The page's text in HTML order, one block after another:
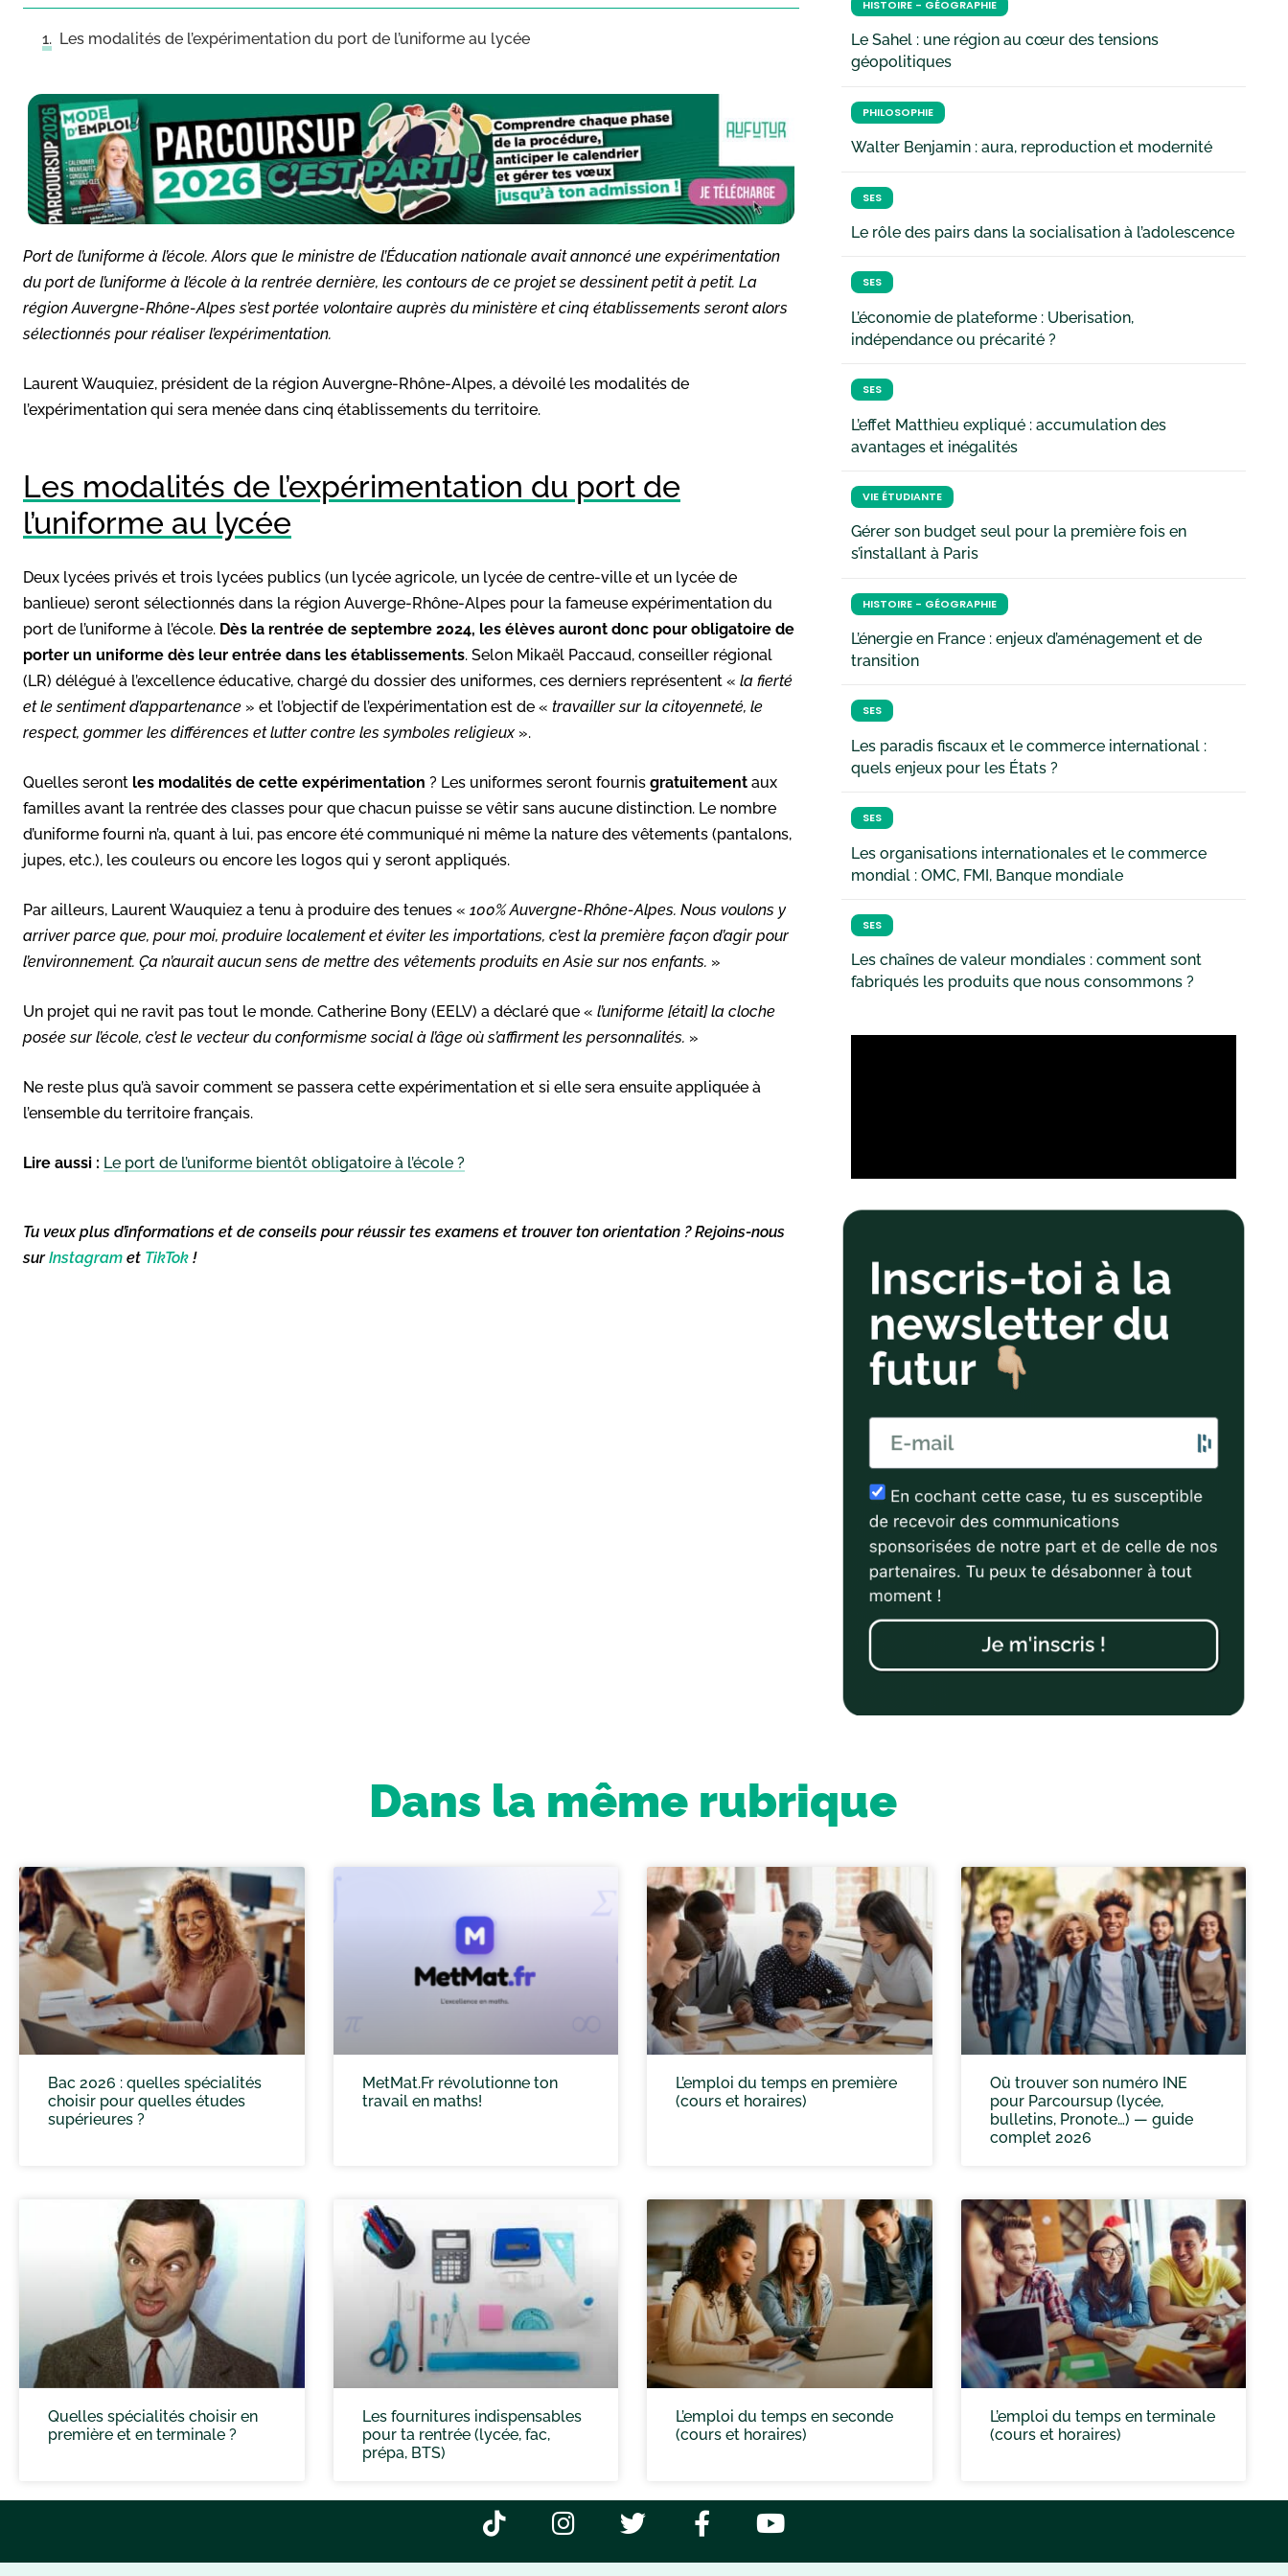
Les modalités de l’expérimentation du port de l’uniforme au lycée
Port de l’uniforme à l’école. Alors que le ministre de l’Éducation nationale avait annoncé une expérimentation
du port de l’uniforme à l’école à la rentrée dernière, les contours de ce projet se dessinent petit à petit. La
région Auvergne-Rhône-Alpes s’est portée volontaire auprès du ministère et cinq établissements seront alors
sélectionnés pour réaliser l’expérimentation.
Laurent Wauquiez, président de la région Auvergne-Rhône-Alpes, a dévoilé les modalités de
l’expérimentation qui sera menée dans cinq établissements du territoire.
Les modalités de l’expérimentation du port de
l’uniforme au lycée
Deux lycées privés et trois lycées publics (un lycée agricole, un lycée de centre-ville et un lycée de
banlieue) seront sélectionnés dans la région Auverge-Rhône-Alpes pour la fameuse expérimentation du
port de l’uniforme à l’école. Dès la rentrée de septembre 2024, les élèves auront donc pour obligatoire de
porter un uniforme dès leur entrée dans les établissements. Selon Mikaël Paccaud, conseiller régional
(LR) délégué à l’excellence éducative, chargé du dossier des uniformes, ces derniers représentent « la fierté
et le sentiment d’appartenance » et l’objectif de l’expérimentation est de « travailler sur la citoyenneté, le
respect, gommer les différences et lutter contre les symboles religieux».
Quelles seront les modalités de cette expérimentation ? Les uniformes seront fournis gratuitement aux
familles avant la rentrée des classes pour que chacun puisse se vêtir sans aucune distinction. Le nombre
d’uniforme fourni n’a, quant à lui, pas encore été communiqué ni même la nature des vêtements (pantalons,
jupes, etc.), les couleurs ou encore les logos qui y seront appliqués.
Par ailleurs, Laurent Wauquiez a tenu à produire des tenues « 100% Auvergne-Rhône-Alpes. Nous voulons y
arriver parce que, pour moi, produire localement et éviter les importations, c’est la première façon d’agir pour
l’environnement. Ça n’aurait aucun sens de mettre des vêtements produits en Asie sur nos enfants. »
Un projet qui ne ravit pas tout le monde. Catherine Bony (EELV) a déclaré que « l’uniforme [était] la cloche
posée sur l’école, c’est le vecteur du conformisme social à l’âge où s’affirment les personnalités. »
Ne reste plus qu’à savoir comment se passera cette expérimentation et si elle sera ensuite appliquée à
l’ensemble du territoire français.
Lire aussi : Le port de l’uniforme bientôt obligatoire à l’école ?
Tu veux plus d’informations et de conseils pour réussir tes examens et trouver ton orientation ? Rejoins-nous
surInstagram et TikTok !
HISTOIRE - GÉOGRAPHIE
Le Sahel : une région au cœur des tensions
géopolitiques
PHILOSOPHIE
Walter Benjamin : aura, reproduction et modernité
SES
Le rôle des pairs dans la socialisation à l’adolescence
SES
L’économie de plateforme : Uberisation,
indépendance ou précarité ?
SES
L’effet Matthieu expliqué : accumulation des
avantages et inégalités
VIE ÉTUDIANTE
Gérer son budget seul pour la première fois en
s’installant à Paris
HISTOIRE - GÉOGRAPHIE
L’énergie en France : enjeux d’aménagement et de
transition
SES
Les paradis fiscaux et le commerce international :
quels enjeux pour les États ?
SES
Les organisations internationales et le commerce
mondial : OMC, FMI, Banque mondiale
SES
Les chaînes de valeur mondiales : comment sont
fabriqués les produits que nous consommons ?
Dans la même rubrique
Bac 2026 : quelles spécialités
choisir pour quelles études
supérieures ?
MetMat.Fr révolutionne ton
travail en maths!
L’emploi du temps en première
(cours et horaires)
Où trouver son numéro INE
pour Parcoursup (lycée,
bulletins, Pronote…) — guide
complet 2026
Quelles spécialités choisir en
première et en terminale ?
Les fournitures indispensables
pour ta rentrée (lycée, fac,
prépa, BTS)
L’emploi du temps en seconde
(cours et horaires)
L’emploi du temps en terminale
(cours et horaires)